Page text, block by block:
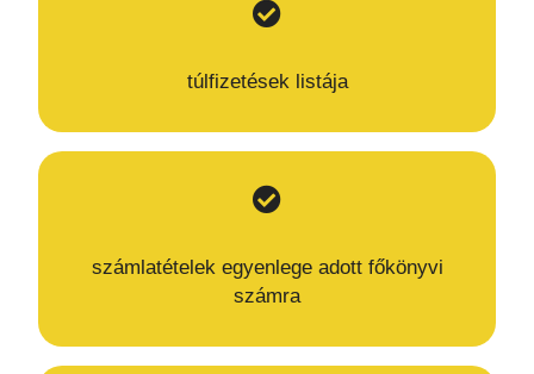
túlfizetések listája
számlatételek egyenlege adott főkönyvi
számra